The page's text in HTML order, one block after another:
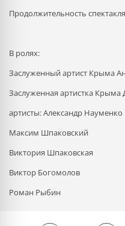
Продолжительность
В ролях:
Заслуженный артист Крыма
Заслуженная артистка Крыма
артисты: Александр Науменко
Максим Шпаковский
Виктория Шпаковская
Виктор Богомолов
Роман Рыбин